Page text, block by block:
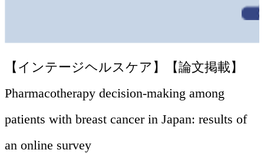
【インテージヘルスケア】【論文掲載】
Pharmacotherapy decision‑making among
patients with breast cancer in Japan: results of
an online survey